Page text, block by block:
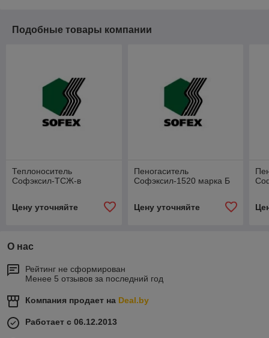
Подобные товары компании
Теплоноситель
Софэксил-ТСЖ-в
Цену уточняйте
Пеногаситель
Софэксил-1520 марка Б
Цену уточняйте
О нас
Рейтинг не сформирован
Менее 5 отзывов за последний год
Компания продает на Deal.by
Работает с 06.12.2013